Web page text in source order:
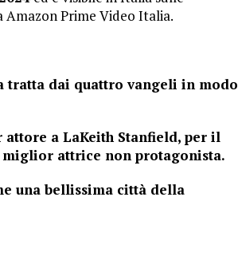
Prime Video Italia.
tratta dai quattro vangeli in modo
a LaKeith Stanfield, per il
attrice non protagonista.
una bellissima città della